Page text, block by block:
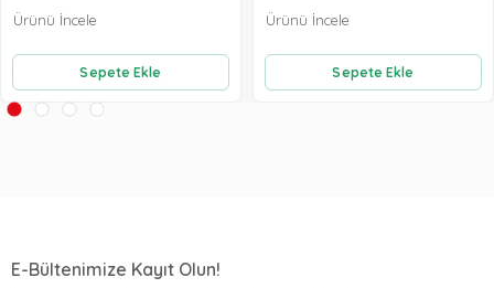
Sepete Ekle
Ürünü İncele
Sepete Ekle
Ürünü İncele
E-Bültenimize Kayıt Olun!